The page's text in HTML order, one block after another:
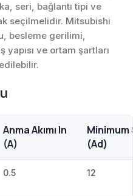
seri, bağlantı tipi ve
seçilmelidir. Mitsubishi
besleme gerilimi,
yapısı ve ortam şartları
Anma Akımı In
(A)
Minimum
(Ad)
0.5 12